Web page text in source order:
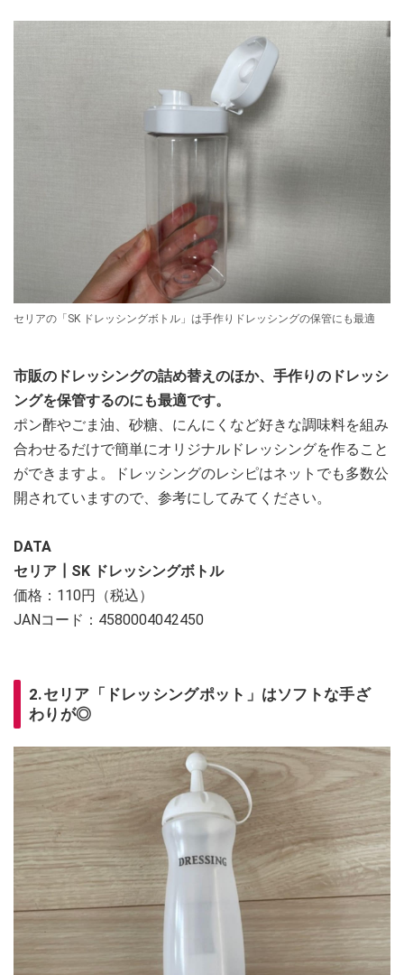
セリアの「SK ドレッシングボトル」は手作りドレッシングの保管にも最適
市販のドレッシングの詰め替えのほか、手作りのドレッシ
ングを保管するのにも最適です。
ポン酢やごま油、砂糖、にんにくなど好きな調味料を組み
合わせるだけで簡単にオリジナルドレッシングを作ること
ができますよ。ドレッシングのレシピはネットでも多数公
開されていますので、参考にしてみてください。
DATA
セリア┃SK ドレッシングボトル
価格：110円（税込）
JANコード：4580004042450
2.セリア「ドレッシングポット」はソフトな手ざ
わりが◎